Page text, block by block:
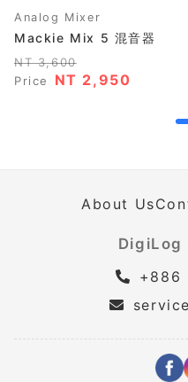
Analog Mixer
Mackie Mix 5 混音器
NT 3,600
Price
NT 2,950
About Us
DigiLog
+886